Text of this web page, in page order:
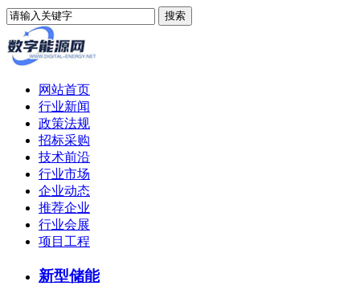
网站首页
行业新闻
政策法规
招标采购
技术前沿
行业市场
企业动态
推荐企业
行业会展
项目工程
新型储能